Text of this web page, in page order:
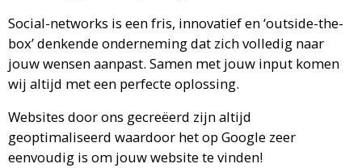
Social-networks is een fris, innovatief en ‘outside-the-
box’ denkende onderneming dat zich volledig naar
jouw wensen aanpast. Samen met jouw input komen
wij altijd met een perfecte oplossing.
Websites door ons gecreëerd zijn altijd
geoptimaliseerd waardoor het op Google zeer
eenvoudig is om jouw website te vinden!